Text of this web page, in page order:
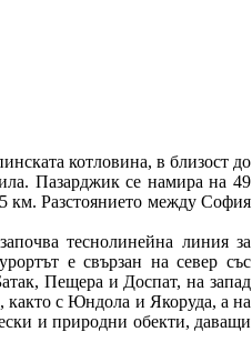
котловина, в близост до
Пазарджик се намира на 49
км. Разстоянието между София
теснолинейна линия за
е свързан на север със
Пещера и Доспат, на запад
с Юндола и Якоруда, а на
и природни обекти, даващи